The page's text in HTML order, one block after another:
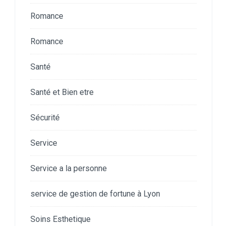
Romance
Romance
Santé
Santé et Bien etre
Sécurité
Service
Service a la personne
service de gestion de fortune à Lyon
Soins Esthetique